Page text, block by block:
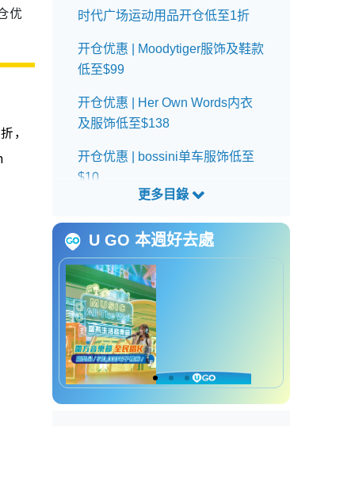
优
，
时代广场运动用品开仓低至1折
开仓优惠 | Moodytiger服饰及鞋款
低至$99
开仓优惠 | Her Own Words内衣
及服饰低至$138
开仓优惠 | bossini单车服饰低至
$10
开仓优惠 | VIVOBAREFOOT赤足
鞋低至$600
开仓优惠 | Dickies袋款$199起
时代广场运动用品开仓详情
U GO 本週好去處